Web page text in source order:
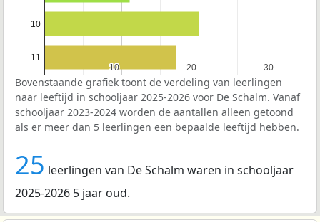
10
10 20
20 30
30
10
11
Bovenstaande grafiek toont de verdeling van leerlingen
naar leeftijd in schooljaar 2025-2026 voor De Schalm. Vanaf
schooljaar 2023-2024 worden de aantallen alleen getoond
als er meer dan 5 leerlingen een bepaalde leeftijd hebben.
25 leerlingen van De Schalm waren in schooljaar
2025-2026 5 jaar oud.